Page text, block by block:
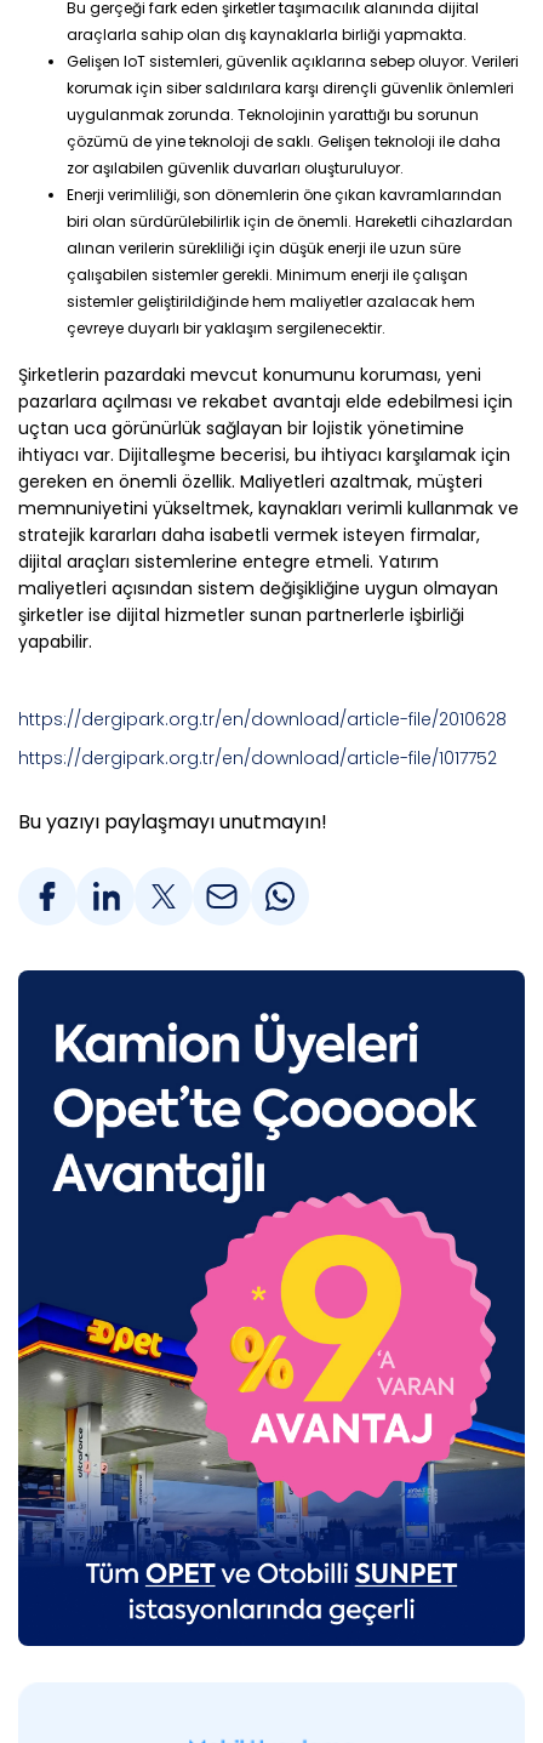
Bu gerçeği fark eden şirketler taşımacılık alanında dijital
araçlarla sahip olan dış kaynaklarla birliği yapmakta.
Gelişen IoT sistemleri, güvenlik açıklarına sebep oluyor. Verileri
korumak için siber saldırılara karşı dirençli güvenlik önlemleri
uygulanmak zorunda. Teknolojinin yarattığı bu sorunun
çözümü de yine teknoloji de saklı. Gelişen teknoloji ile daha
zor aşılabilen güvenlik duvarları oluşturuluyor.
Enerji verimliliği, son dönemlerin öne çıkan kavramlarından
biri olan sürdürülebilirlik için de önemli. Hareketli cihazlardan
alınan verilerin sürekliliği için düşük enerji ile uzun süre
çalışabilen sistemler gerekli. Minimum enerji ile çalışan
sistemler geliştirildiğinde hem maliyetler azalacak hem
çevreye duyarlı bir yaklaşım sergilenecektir.
Şirketlerin pazardaki mevcut konumunu koruması, yeni
pazarlara açılması ve rekabet avantajı elde edebilmesi için
uçtan uca görünürlük sağlayan bir lojistik yönetimine
ihtiyacı var. Dijitalleşme becerisi, bu ihtiyacı karşılamak için
gereken en önemli özellik. Maliyetleri azaltmak, müşteri
memnuniyetini yükseltmek, kaynakları verimli kullanmak ve
stratejik kararları daha isabetli vermek isteyen firmalar,
dijital araçları sistemlerine entegre etmeli. Yatırım
maliyetleri açısından sistem değişikliğine uygun olmayan
şirketler ise dijital hizmetler sunan partnerlerle işbirliği
yapabilir.
https://dergipark.org.tr/en/download/article-file/2010628
https://dergipark.org.tr/en/download/article-file/1017752
Bu yazıyı paylaşmayı unutmayın!